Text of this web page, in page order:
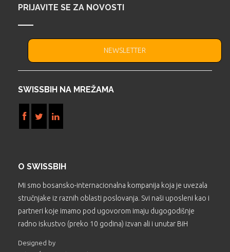
PRIJAVITE SE ZA NOVOSTI
NEWSLETTER
SWISSBIH NA MREŽAMA
O SWISSBIH
Mi smo bosansko-internacionalna kompanija koja je uvezala
stručnjake iz raznih oblasti poslovanja. Svi naši uposleni kao i
partneri koje imamo pod ugovorom imaju dugogodišnje
radno iskustvo (preko 10 godina) izvan ali i unutar BiH
Designed by